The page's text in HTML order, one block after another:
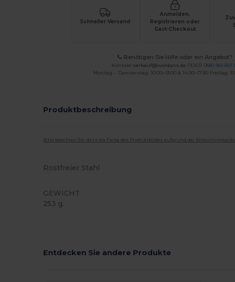
Schneller Versand
Anmelden,
Registrieren oder
Gast-Checkout
Benötigen Sie Hilfe oder ein Angebot?
Kontaktverkauf@wordans.de ODER0681 969 891
Montag – Donnerstag: 10:00–13:00 & 14:00–17:30 Freitag:
Produktbeschreibung
Bitte beachten Sie, dass die Farbe des Produktbildes aufgrund der
Rostfreier Stahl
GEWICHT
253 g.
Entdecken Sie andere Produkte